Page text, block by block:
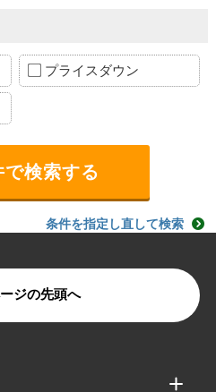
プライスダウン
条件を指定し直して検索
ジの先頭へ